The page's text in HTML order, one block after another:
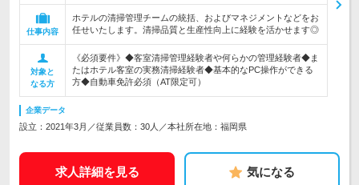
仕事内容
ホテルの清掃管理チームの統括、およびマネジメントなどをお
任せいたします。清掃品質と生産性向上に経験を活かせます◎
対象と
なる方
《必須要件》◆客室清掃管理経験者や何らかの管理経験者◆ま
たはホテル客室の実務清掃経験者◆基本的なPC操作ができる
方◆自動車免許必須（AT限定可）
企業データ
設立：2021年3月／従業員数：30人／本社所在地：福岡県
求人詳細を見る 気になる